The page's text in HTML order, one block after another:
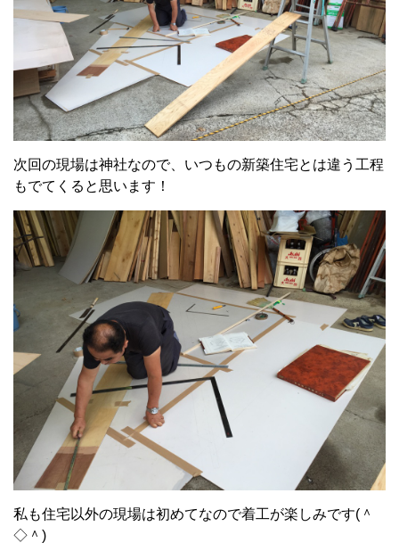
次回の現場は神社なので、いつもの新築住宅とは違う工程
もでてくると思います！
私も住宅以外の現場は初めてなので着工が楽しみです(＾
◇＾)